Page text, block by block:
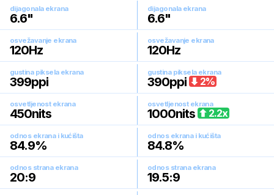
dijagonala ekrana
6.6"
dijagonala ekrana
6.6"
osvežavanje ekrana
120Hz
osvežavanje ekrana
120Hz
gustina piksela ekrana
399ppi
gustina piksela ekrana
390ppi 2%
osvetljenost ekrana
450nits
osvetljenost ekrana
1000nits 2.2x
odnos ekrana i kućišta
84.9%
odnos ekrana i kućišta
84.8%
odnos strana ekrana
20:9
odnos strana ekrana
19.5:9